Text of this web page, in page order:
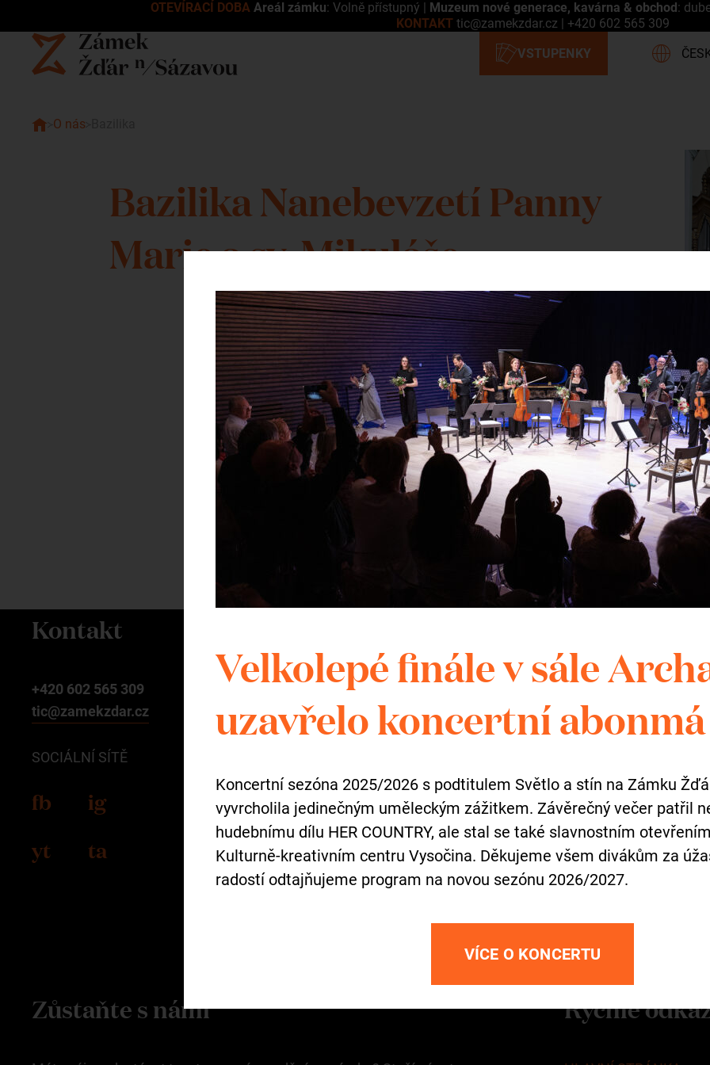
OTEVÍRACÍ DOBA Areál zámku: Volně přístupný | Muzeum nové generace, kavárna & obchod:
KONTAKT tic@zamekzdar.cz | +420 602 565 309
O nás
Bazilika Nanebevzetí Panny
Marie a sv. Mikuláše
Dominantou druhého nádvoří je bývalý cisterciácký
konventní kostel Nanebevzetí Panny Marie a svatého
Mikuláše, který byl srdcem kláštera. V roce 2009 byl kostel
povýšen na baziliku minor papežem Benediktem XVI. Tento
čestný titul používá jen 15 významných kostelů v České
republice, které jsou pod zvláštní patronací papeže. Bazilika
byla postavena ve 13. století a upravena Janem Blažejem
Santini Aichelem na začátku 18. století. Hlavní loď je druhou
nejdelší chrámovou lodí na Moravě po Velehradě.
Kontakt
+420 602 565 309
tic@zamekzdar.cz
SOCIÁLNÍ SÍTĚ
fb
ig
yt
ta
areál zámku
celoročně volně
pondělí–neděle
9.00–18.00
listopad–březen
čtvrtek–neděle
Zůstaňte s námi Rychlé
Velkolepé finále v sále
uzavřelo koncertní abonmá
Koncertní sezóna 2025/2026 s podtitulem Světlo a stín na Zámku
vyvrcholila jedinečným uměleckým zážitkem. Závěrečný večer patřil
hudebnímu dílu HER COUNTRY, ale stal se také slavnostním
Kulturně-kreativním centru Vysočina. Děkujeme všem divákům za
radostí odtajňujeme program na novou sezónu 2026/2027.
VÍCE O KONCERTU